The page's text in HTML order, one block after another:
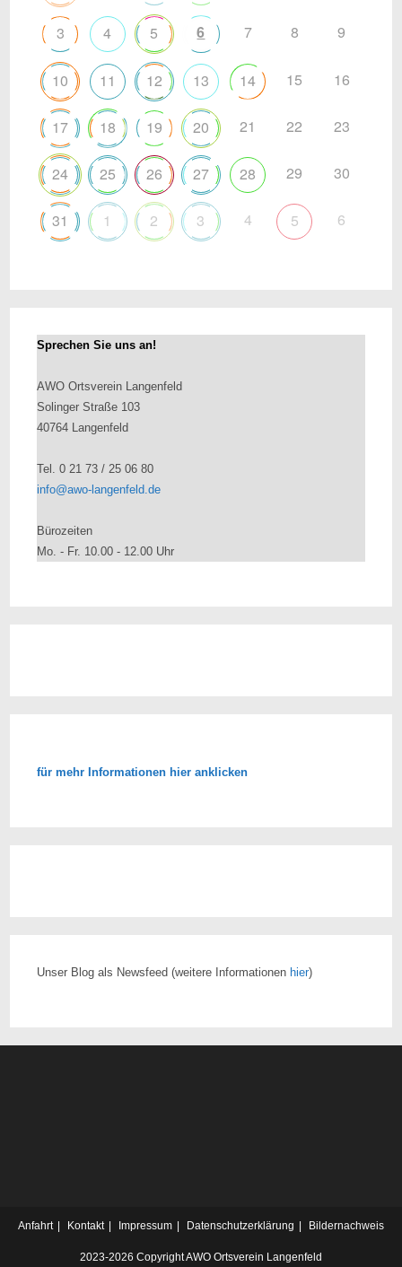
3 4 5 6 7 8 9
10 11 12 13 14 15 16
17 18 19 20 21 22 23
24 25 26 27 28 29 30
31 1 2 3 4 5 6
Sprechen Sie uns an!
AWO Ortsverein Langenfeld
Solinger Straße 103
40764 Langenfeld
Tel. 0 21 73 / 25 06 80
info@awo-langenfeld.de
Bürozeiten
Mo. - Fr. 10.00 - 12.00 Uhr
für mehr Informationen hier anklicken
Unser Blog als Newsfeed(weitere Informationen hier)
Anfahrt Kontakt Impressum Datenschutzerklärung Bildernachweis
2023-2026 Copyright AWO Ortsverein Langenfeld